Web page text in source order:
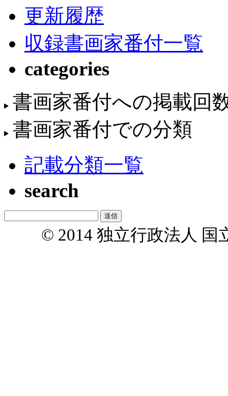
更新履歴
収録書画家番付一覧
categories
書画家番付への掲載回
書画家番付での分類
記載分類一覧
search
© 2014 独立行政法人 国